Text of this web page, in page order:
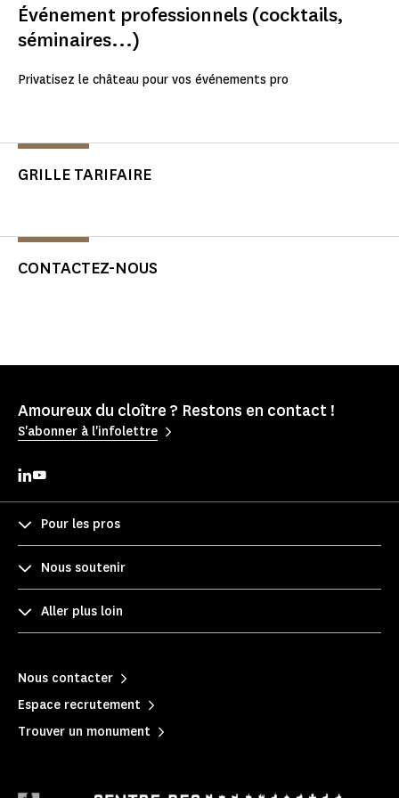
Événement professionnels (cocktails,
séminaires...)
Privatisez le château pour vos événements pro
GRILLE TARIFAIRE
CONTACTEZ-NOUS
Amoureux du cloître ? Restons en contact !
S'abonner à l'infolettre
Pour les pros
Nous soutenir
Aller plus loin
Nous contacter
Espace recrutement
Trouver un monument